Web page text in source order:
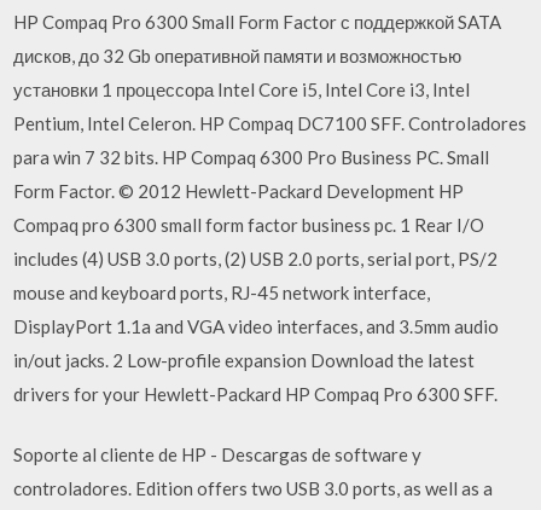
HP Compaq Pro 6300 Small Form Factor с поддержкой SATA
дисков, до 32 Gb оперативной памяти и возможностью
установки 1 процессора Intel Core i5, Intel Core i3, Intel
Pentium, Intel Celeron. HP Compaq DC7100 SFF. Controladores
para win 7 32 bits. HP Compaq 6300 Pro Business PC. Small
Form Factor. © 2012 Hewlett-Packard Development HP
Compaq pro 6300 small form factor business pc. 1 Rear I/O
includes (4) USB 3.0 ports, (2) USB 2.0 ports, serial port, PS/2
mouse and keyboard ports, RJ-45 network interface,
DisplayPort 1.1a and VGA video interfaces, and 3.5mm audio
in/out jacks. 2 Low-profile expansion Download the latest
drivers for your Hewlett-Packard HP Compaq Pro 6300 SFF.
Soporte al cliente de HP - Descargas de software y
controladores. Edition offers two USB 3.0 ports, as well as a